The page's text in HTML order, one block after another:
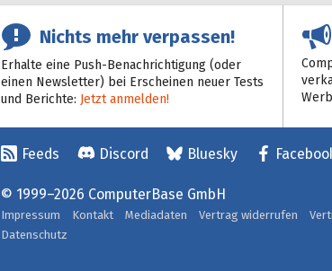
Nichts mehr verpassen!
Erhalte eine Push-Benachrichtigung (oder
einen Newsletter) bei Erscheinen neuer Tests
und Berichte: Jetzt anmelden!
Feeds Discord Bluesky
© 1999–2026 ComputerBase GmbH
Impressum Kontakt Mediadaten Vertrag widerrufen
Datenschutz